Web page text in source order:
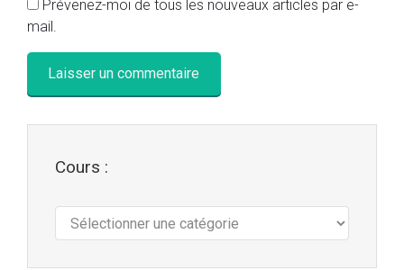
Prévenez-moi de tous les nouveaux articles par e-
mail.
Cours :